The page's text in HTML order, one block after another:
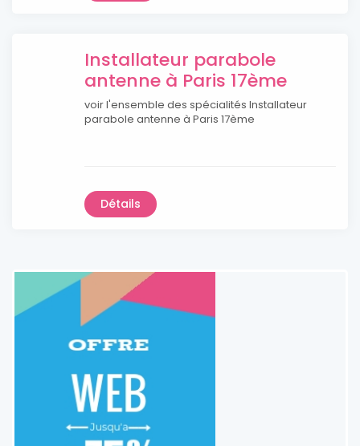
Installateur parabole
antenne à Paris 17ème
voir l'ensemble des spécialités Installateur
parabole antenne à Paris 17ème
Détails